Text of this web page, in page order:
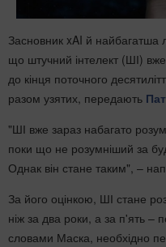
Засновник xAI й найбагатша
що штучний інтелект (ШІ)
до кінця поточного
разом узятих, передають
"ШІ вже зараз набагато
поки що не розумніший за
Однак він стане таким", –
За його оцінкою, ШІ стане
ніж за два роки, а за п'ять –
словами Маска, необхідно